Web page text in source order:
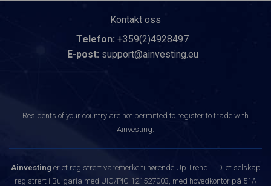
Kontakt oss
Telefon: +359(2)4928497
E-post: support@ainvesting.eu
Residents of your country are not permitted to register to trade with
Ainvesting.
Ainvesting er et registrert varemerke tilhørende Up Trend LTD, et selskap
registrert i Bulgaria med UIC/PIC 121527003, med hovedkontor på 51A